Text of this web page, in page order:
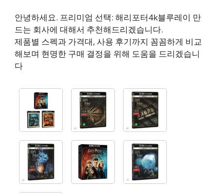
안녕하세요. 프리미엄 선택: 해리포터4k블루레이 만
드는 회사에 대해서 추천해드리겠습니다.
제품별 스펙과 가격대, 사용 후기까지 꼼꼼하게 비교
해보며 현명한 구매 결정을 위해 도움을 드리겠습니
다